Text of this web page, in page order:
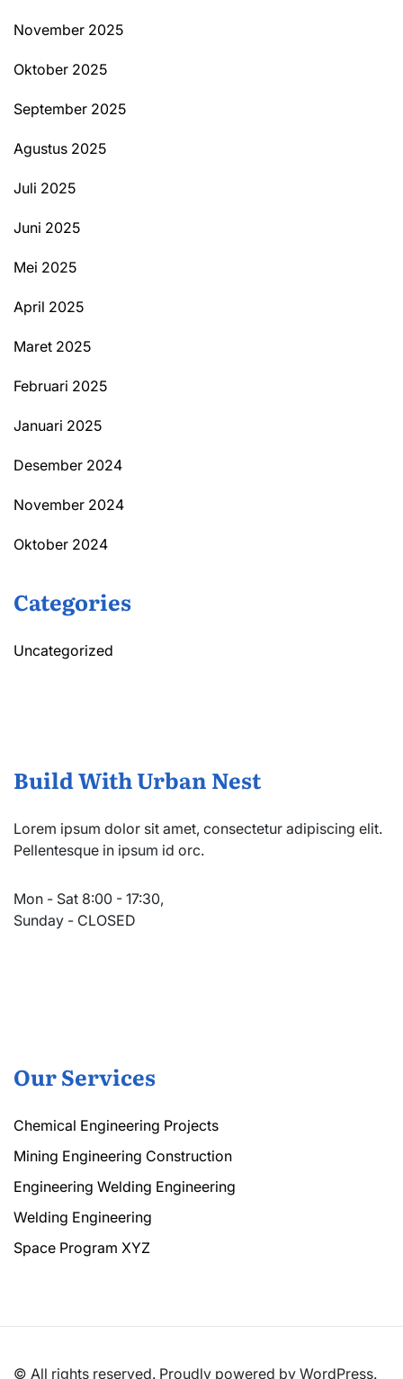
November 2025
Oktober 2025
September 2025
Agustus 2025
Juli 2025
Juni 2025
Mei 2025
April 2025
Maret 2025
Februari 2025
Januari 2025
Desember 2024
November 2024
Oktober 2024
Categories
Uncategorized
Build With Urban Nest
Lorem ipsum dolor sit amet, consectetur adipiscing elit.
Pellentesque in ipsum id orc.
Mon - Sat 8:00 - 17:30,
Sunday - CLOSED
Our Services
Chemical Engineering Projects
Mining Engineering Construction
Engineering Welding Engineering
Welding Engineering
Space Program XYZ
© All rights reserved. Proudly powered by WordPress.